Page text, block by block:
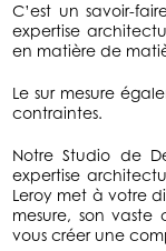
C’est un savoir-
expertise
en matière de
Le sur mesure
contraintes.
Notre Studio de
expertise
Leroy met à votre
mesure, son vaste
vous créer une